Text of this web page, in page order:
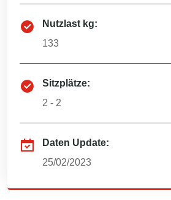
Nutzlast kg:
133
Sitzplätze:
2 - 2
Daten Update:
25/02/2023